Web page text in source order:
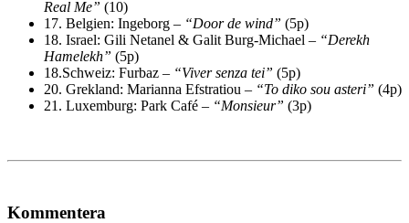
Real Me” (10)
17. Belgien: Ingeborg – “Door de wind” (5p)
18. Israel: Gili Netanel & Galit Burg-Michael – “Derekh
Hamelekh” (5p)
18.Schweiz: Furbaz – “Viver senza tei” (5p)
20. Grekland: Marianna Efstratiou – “To diko sou asteri” (4p)
21. Luxemburg: Park Café – “Monsieur” (3p)
Kommentera